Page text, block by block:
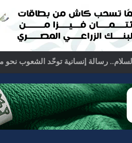
لبحث ملفات المنطقة الساخنة